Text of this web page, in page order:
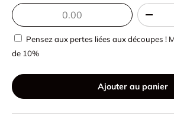
-
Pensez aux pertes liées aux découpes !
de 10%
Ajouter au panier